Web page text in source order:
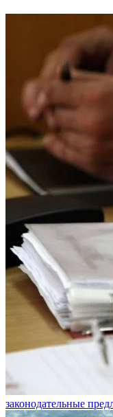
законодательные